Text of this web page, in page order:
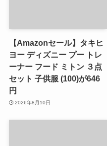
【Amazonセール】タキヒ
ヨー ディズニー プー トレ
ーナー フード ミトン ３点
セット 子供服 (100)が646
円
2026年8月10日